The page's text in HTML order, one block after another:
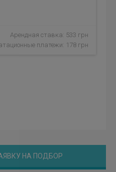
Арендная ставка: 533 грн
платежи: 178 грн
НА ПОДБОР